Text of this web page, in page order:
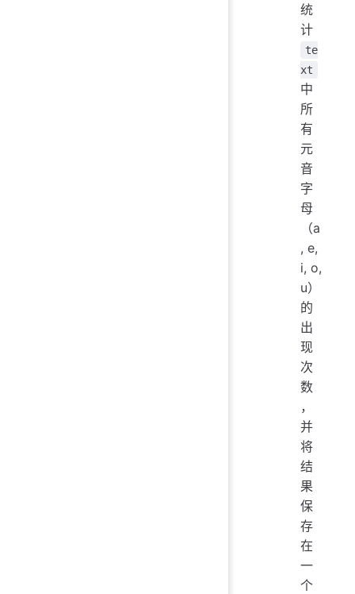
统
计
te
xt
中
所
有
元
音
字
母
（a
, e,
i, o,
u）
的
出
现
次
数
，
并
将
结
果
保
存
在
一
个